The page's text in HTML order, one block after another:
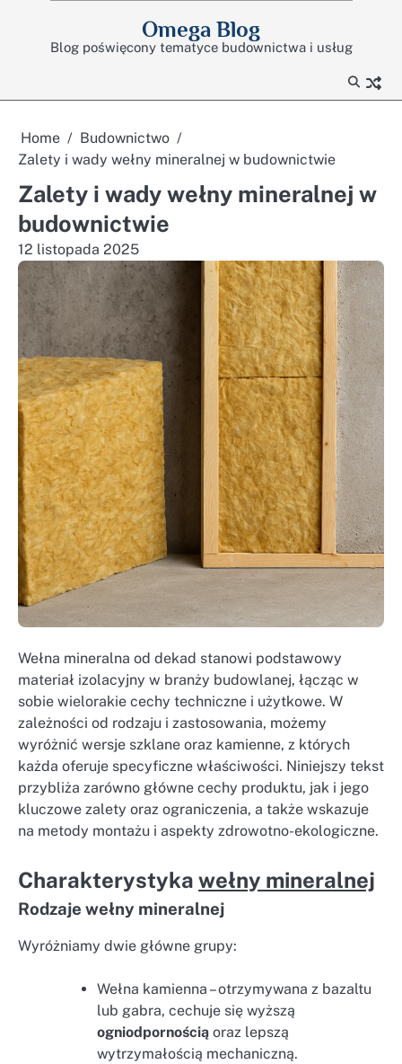
Omega Blog
Blog poświęcony tematyce budownictwa i usług
Home
Budownictwo
Zalety i wady wełny mineralnej w budownictwie
Zalety i wady wełny mineralnej w
budownictwie
12 listopada 2025
Wełna mineralna od dekad stanowi podstawowy
materiał izolacyjny w branży budowlanej, łącząc w
sobie wielorakie cechy techniczne i użytkowe. W
zależności od rodzaju i zastosowania, możemy
wyróżnić wersje szklane oraz kamienne, z których
każda oferuje specyficzne właściwości. Niniejszy tekst
przybliża zarówno główne cechy produktu, jak i jego
kluczowe zalety oraz ograniczenia, a także wskazuje
na metody montażu i aspekty zdrowotno-ekologiczne.
Charakterystyka wełny mineralnej
Rodzaje wełny mineralnej
Wyróżniamy dwie główne grupy:
Wełna kamienna – otrzymywana z bazaltu
lub gabra, cechuje się wyższą
ogniodpornością oraz lepszą
wytrzymałością mechaniczną.